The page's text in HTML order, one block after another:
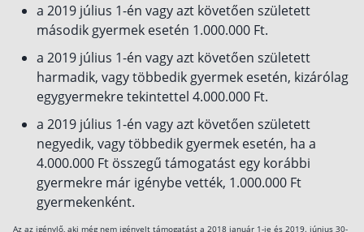
a 2019 július 1-én vagy azt követően született
második gyermek esetén 1.000.000 Ft.
a 2019 július 1-én vagy azt követően született
harmadik, vagy többedik gyermek esetén, kizárólag
egygyermekre tekintettel 4.000.000 Ft.
a 2019 július 1-én vagy azt követően született
negyedik, vagy többedik gyermek esetén, ha a
4.000.000 Ft összegű támogatást egy korábbi
gyermekre már igénybe vették, 1.000.000 Ft
gyermekenként.
Az az igénylő, aki még nem igényelt támogatást a 2018 január 1-je és 2019. június 30-